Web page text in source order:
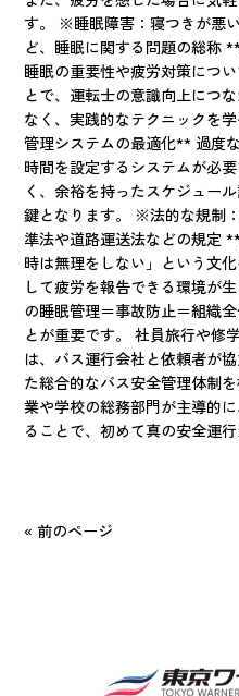
す。 ※睡眠障害：寝つきが悪
ど、睡眠に関する問題の総称
睡眠の重要性や疲労対策につ
とで、運転士の意識向上につ
なく、実践的なテクニックを
管理システムの最適化** 過度
時間を設定するシステムが必
く、余裕を持ったスケジュー
鍵となります。 ※法的な規制
準法や道路運送法などの規定
時は無理をしない」という文
して疲労を報告できる環境が
の睡眠管理＝事故防止＝組織
とが重要です。 社員旅行や修
は、バス運行会社と依頼者が
た総合的なバス安全管理体制
業や学校の総務部門が主導的
ることで、初めて真の安全運行
« 前のページ